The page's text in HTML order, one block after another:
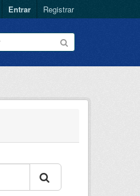
Entrar Registrar